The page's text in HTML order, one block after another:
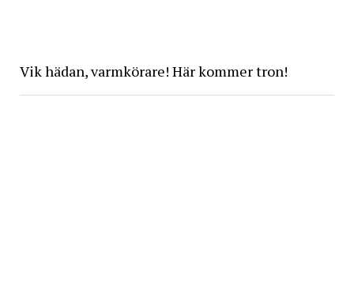
Vik hädan, varmkörare! Här kommer tron!